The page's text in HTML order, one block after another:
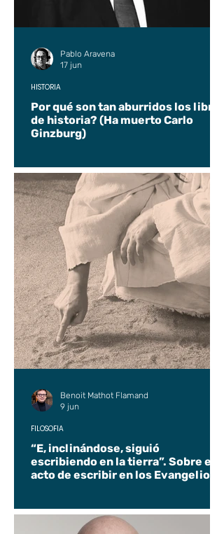
Por qué son tan aburridos los libros
de historia? (Ha muerto Carlo
Ginzburg)
HISTORIA
Pablo Aravena
17 jun
“E, inclinándose, siguió
escribiendo en la tierra”. Sobre el
acto de escribir en los Evangelios.
FILOSOFÍA
Benoit Mathot Flamand
9 jun